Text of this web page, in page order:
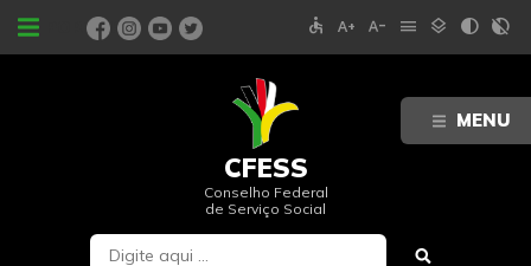
MENU
PORTAIS accessible text_increase text_decrease menu layers contrast contrast_rtl_off
CFESS
Conselho Federal
de Serviço Social